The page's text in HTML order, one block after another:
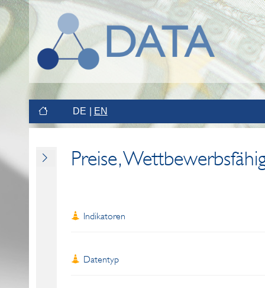
DE EN
Preise,
Indikatoren
Datentyp